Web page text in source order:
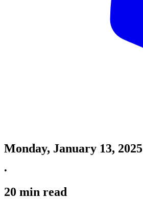
Monday, January 13, 2025
•
20 min read